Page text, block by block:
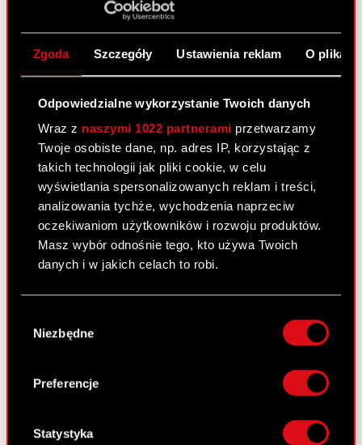
Zgoda Szczegóły Ustawienia reklam O
Odpowiedzialne wykorzystanie Twoich danych
Wraz z naszymi 1022 partnerami przetwarzamy
Twoje osobiste dane, np. adres IP, korzystając z
takich technologii jak pliki cookie, w celu
wyświetlania spersonalizowanych reklam i treści,
analizowania tychże, wychodzenia naprzeciw
oczekiwaniom użytkowników i rozwoju produktów.
Masz wybór odnośnie tego, kto używa Twoich
danych i w jakich celach to robi.
lokalizacji geograficznej z dokładnością nawet
Identyfikować Twoje urządzenie, aktywnie
analizując charakteryzującego je zbiory
palca)
zgody
Niezbędne
Preferencje
Statystyka
informację o otrzymanym…
PDF ESPI - RB 51/2022
PDF
listopada 2022
Raport bieżący nr 50/2022
22 listopada 2022
Temat: Projekty uchwał Nadzwyczajnego
Walnego Zgromadzenia Akcjonariuszy Podstawa
prawna: Art. 56 ust. 1 pkt 2 Ustawy o ofercie –
PROJEKT S.A. przekazuje w załączeniu projekty
uchwał Nadzwyczajnego Walnego Zgromadzenia
Akcjonariuszy CD…
PDF
Walnego Zgromadzenia Akcjonariuszy